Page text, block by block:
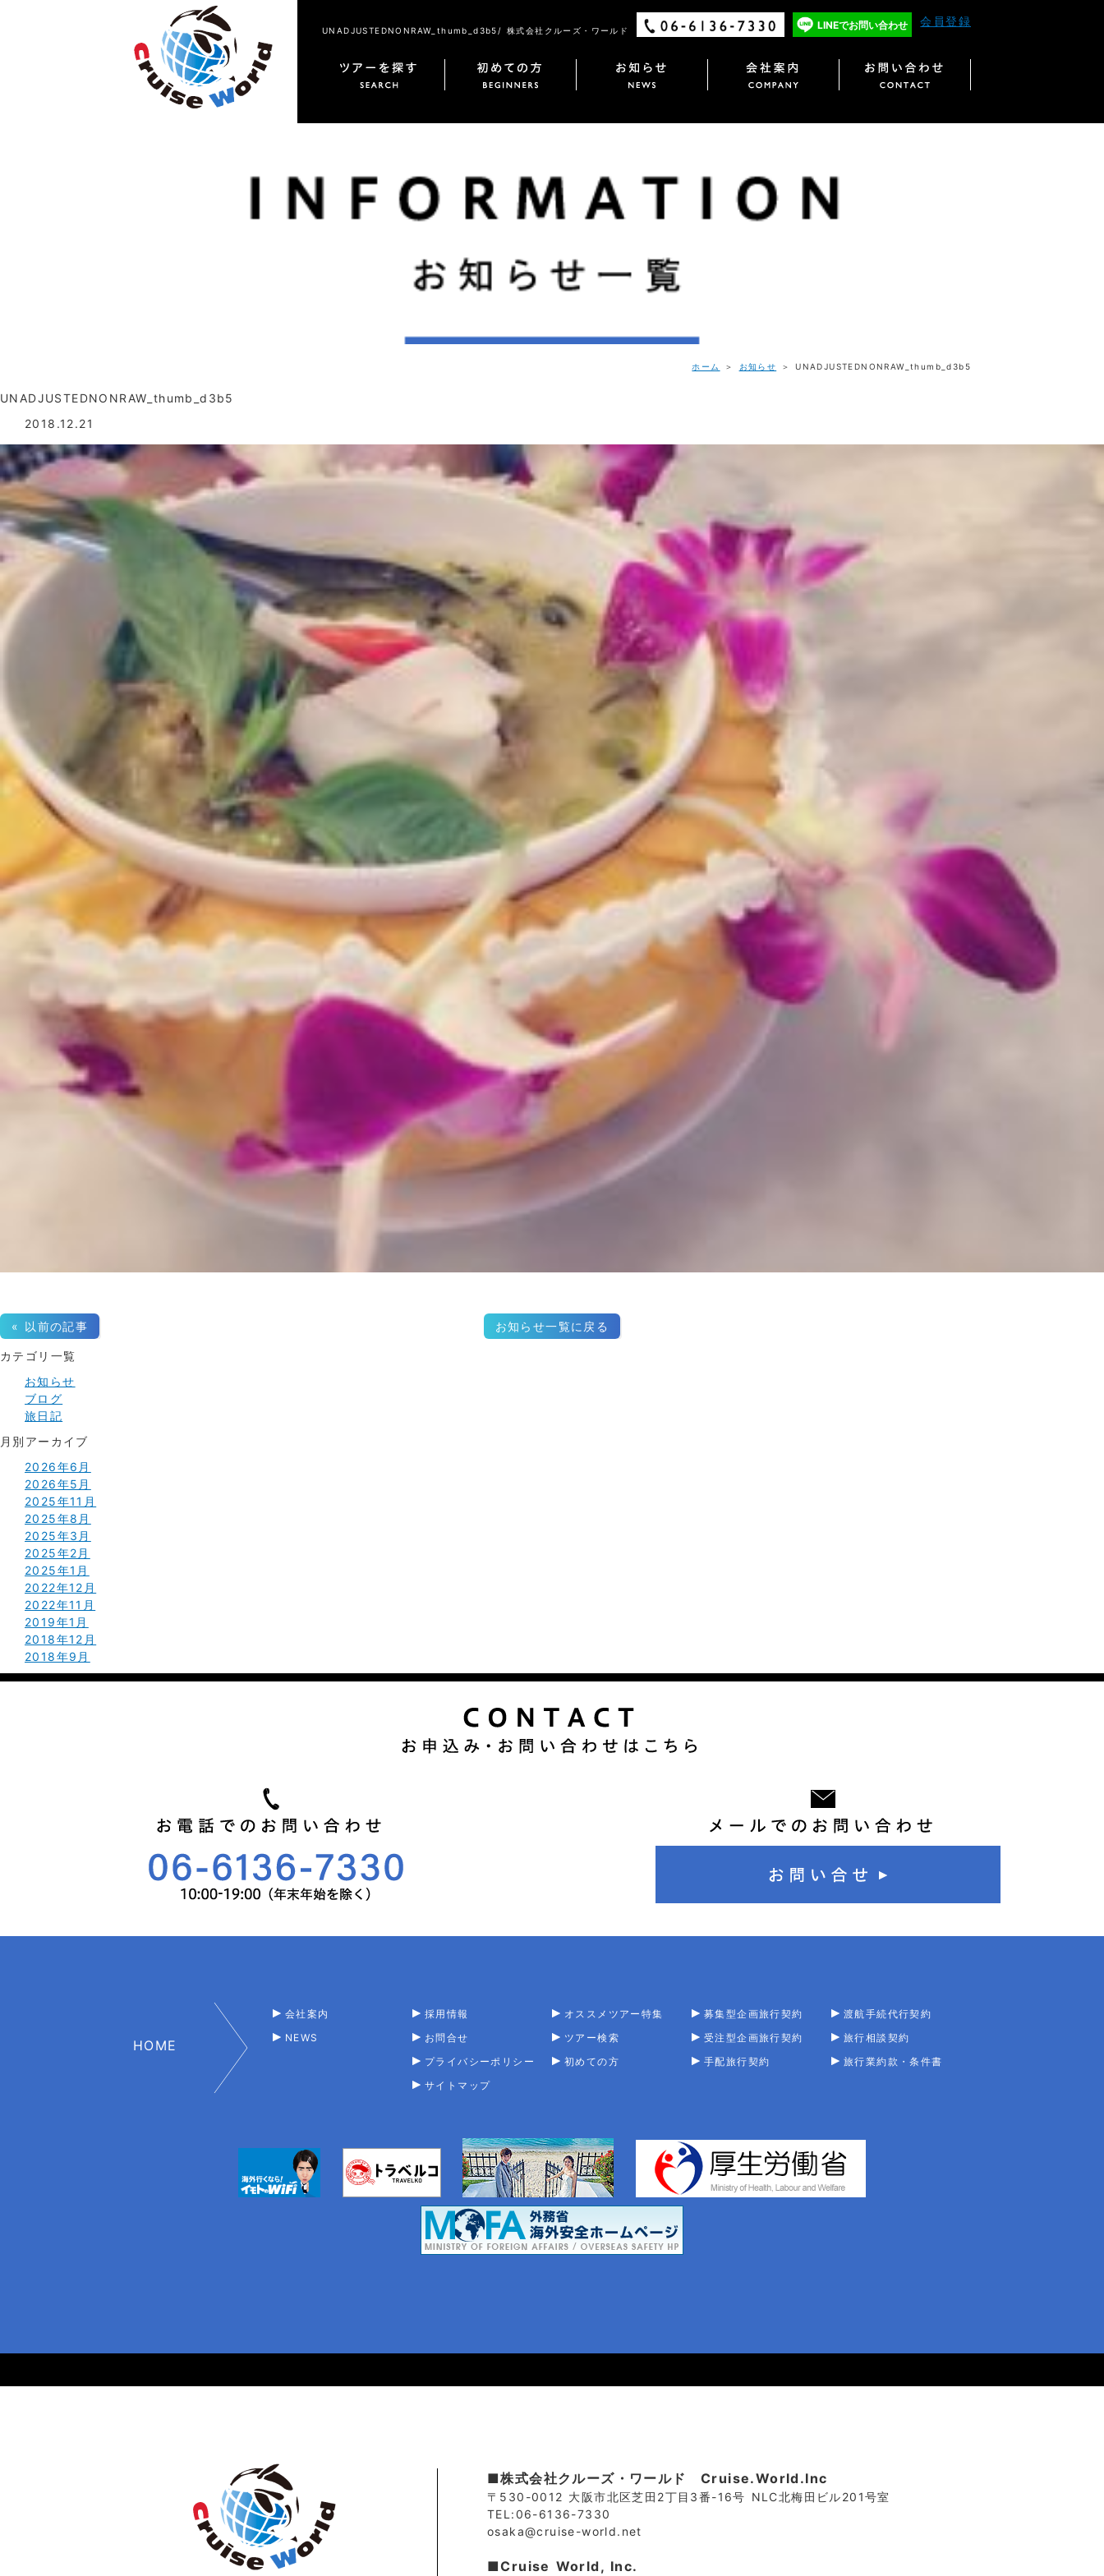
UNADJUSTEDNONRAW_thumb_d3b5/ 株式会社クルーズ・ワールド LINEでお問い合わせ 会員登録
ホーム ＞ お知らせ ＞ UNADJUSTEDNONRAW_thumb_d3b5
UNADJUSTEDNONRAW_thumb_d3b5
2018.12.21
« 以前の記事 お知らせ一覧に戻る
カテゴリ一覧
お知らせ
ブログ
旅日記
月別アーカイブ
2026年6月
2026年5月
2025年11月
2025年8月
2025年3月
2025年2月
2025年1月
2022年12月
2022年11月
2019年1月
2018年12月
2018年9月
HOME
会社案内
NEWS
採用情報
お問合せ
プライバシーポリシー
サイトマップ
オススメツアー特集
ツアー検索
初めての方
募集型企画旅行契約
受注型企画旅行契約
手配旅行契約
渡航手続代行契約
旅行相談契約
旅行業約款・条件書
■株式会社クルーズ・ワールド Cruise.World.Inc
〒530-0012 大阪市北区芝田2丁目3番-16号 NLC北梅田ビル201号室
TEL:06-6136-7330
osaka@cruise-world.net
■Cruise World, Inc.